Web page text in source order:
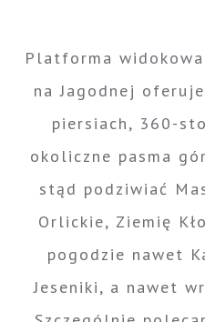
Platforma
na Jagodnej
piersiach, 360-
okoliczne pasma
stąd podziwiać
Orlickie, Ziemię
pogodzie nawet
Jeseniki, a nawet